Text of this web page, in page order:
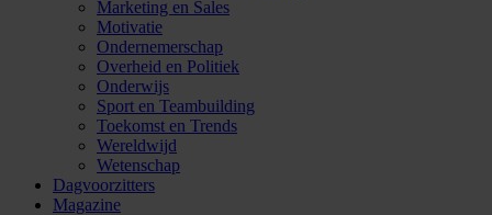
Marketing en Sales
Motivatie
Ondernemerschap
Overheid en Politiek
Onderwijs
Sport en Teambuilding
Toekomst en Trends
Wereldwijd
Wetenschap
Dagvoorzitters
Magazine